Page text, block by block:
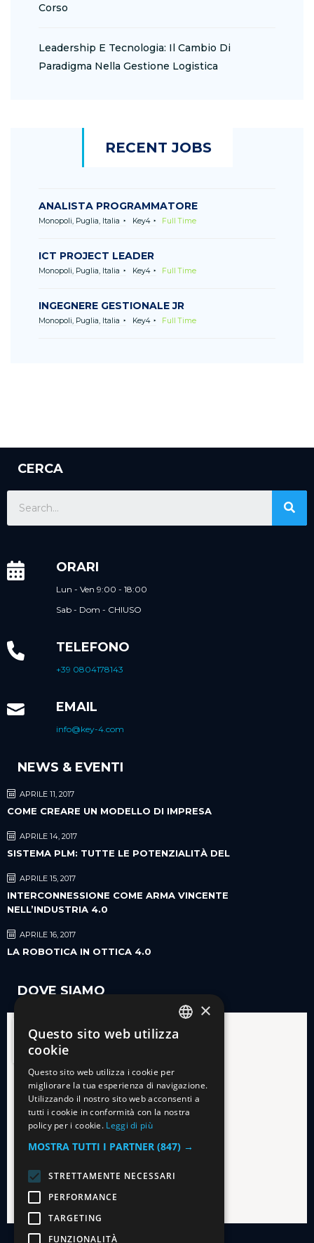
Corso
Leadership E Tecnologia: Il Cambio Di
Paradigma Nella Gestione Logistica
RECENT JOBS
ANALISTA PROGRAMMATORE
Monopoli, Puglia, Italia Key4 Full Time
ICT PROJECT LEADER
Monopoli, Puglia, Italia Key4 Full Time
INGEGNERE GESTIONALE JR
Monopoli, Puglia, Italia Key4 Full Time
CERCA
ORARI
Lun - Ven 9:00 - 18:00
Sab - Dom - CHIUSO
TELEFONO
+39 0804178143
EMAIL
info@key-4.com
NEWS & EVENTI
APRILE 11, 2017
COME CREARE UN MODELLO DI IMPRESA
APRILE 14, 2017
SISTEMA PLM: TUTTE LE POTENZIALITÀ DEL
APRILE 15, 2017
INTERCONNESSIONE COME ARMA VINCENTE
NELL’INDUSTRIA 4.0
APRILE 16, 2017
LA ROBOTICA IN OTTICA 4.0
DOVE SIAMO
×
Questo sito web utilizza
cookie
Questo sito web utilizza i cookie per
migliorare la tua esperienza di navigazione.
Utilizzando il nostro sito web acconsenti a
tutti i cookie in conformità con la nostra
policy per i cookie. Leggi di più
MOSTRA TUTTI I PARTNER (847) →
STRETTAMENTE NECESSARI
PERFORMANCE
TARGETING
FUNZIONALITÀ